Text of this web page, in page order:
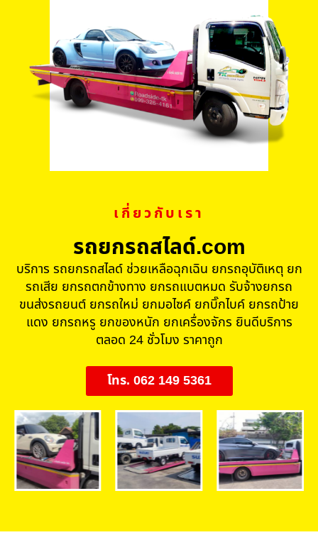
เกี่ยวกับเรา
รถยกรถสไลด์.com
บริการ รถยกรถสไลด์ ช่วยเหลือฉุกเฉิน ยกรถอุบัติเหตุ ยก
รถเสีย ยกรถตกข้างทาง ยกรถแบตหมด รับจ้างยกรถ
ขนส่งรถยนต์ ยกรถใหม่ ยกมอไซค์ ยกบิ๊กไบค์ ยกรถป้าย
แดง ยกรถหรู ยกของหนัก ยกเครื่องจักร ยินดีบริการ
ตลอด 24 ชั่วโมง ราคาถูก
โทร. 062 149 5361